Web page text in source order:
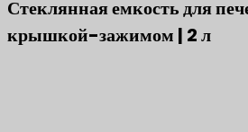
Стеклянная емкость для
крышкой-зажимом | 2 л